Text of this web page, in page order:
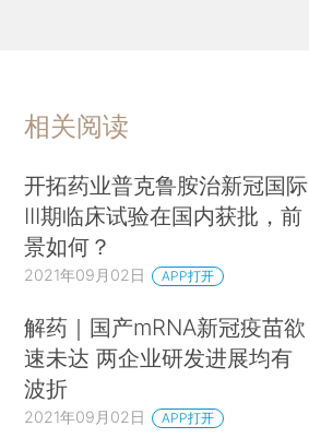
相关阅读
开拓药业普克鲁胺治新冠国际
III期临床试验在国内获批，前
景如何？
2021年09月02日 APP打开
解药｜国产mRNA新冠疫苗欲
速未达 两企业研发进展均有
波折
2021年09月02日 APP打开